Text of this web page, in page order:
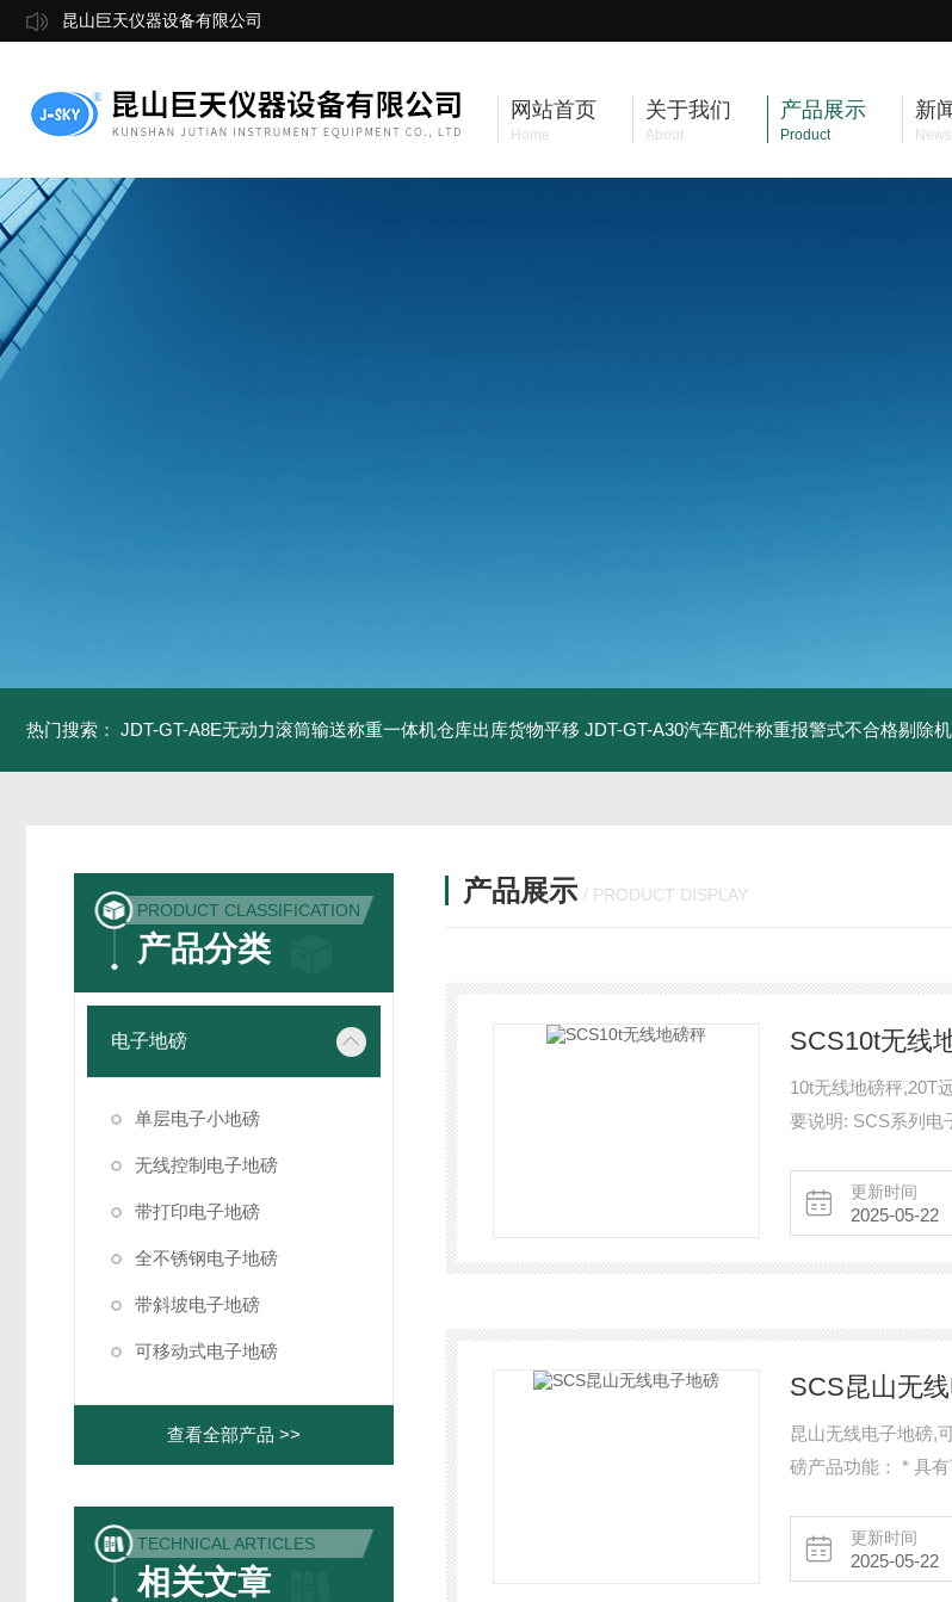
昆山巨天仪器设备有限公司
网站首页
Home
关于我们
About
产品展示
Product
新
News
热门搜索： JDT-GT-A8E无动力滚筒输送称重一体机仓库出库货物平移 JDT-GT-A30汽车配件称重报警式不合格剔除机
PRODUCT CLASSIFICATION
产品分类
电子地磅
单层电子小地磅
无线控制电子地磅
带打印电子地磅
全不锈钢电子地磅
带斜坡电子地磅
可移动式电子地磅
查看全部产品 >>
TECHNICAL ARTICLES
相关文章
产品展示 / PRODUCT DISPLAY
SCS10t无线
10t无线地磅秤,20T
要说明: SCS系列电
并具有一组记忆功能
更新时间
2025-05-22
SCS昆山无
昆山无线电子地磅,
磅产品功能： * 具
做其它尺寸 * 采用
更新时间
2025-05-22